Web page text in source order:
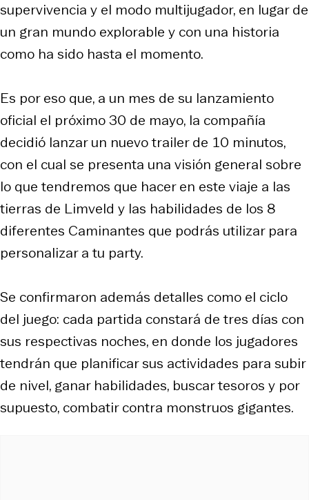
supervivencia y el modo multijugador, en lugar de
un gran mundo explorable y con una historia
como ha sido hasta el momento.
Es por eso que, a un mes de su lanzamiento
oficial el próximo 30 de mayo, la compañía
decidió lanzar un nuevo trailer de 10 minutos,
con el cual se presenta una visión general sobre
lo que tendremos que hacer en este viaje a las
tierras de Limveld y las habilidades de los 8
diferentes Caminantes que podrás utilizar para
personalizar a tu party.
Se confirmaron además detalles como el ciclo
del juego: cada partida constará de tres días con
sus respectivas noches, en donde los jugadores
tendrán que planificar sus actividades para subir
de nivel, ganar habilidades, buscar tesoros y por
supuesto, combatir contra monstruos gigantes.